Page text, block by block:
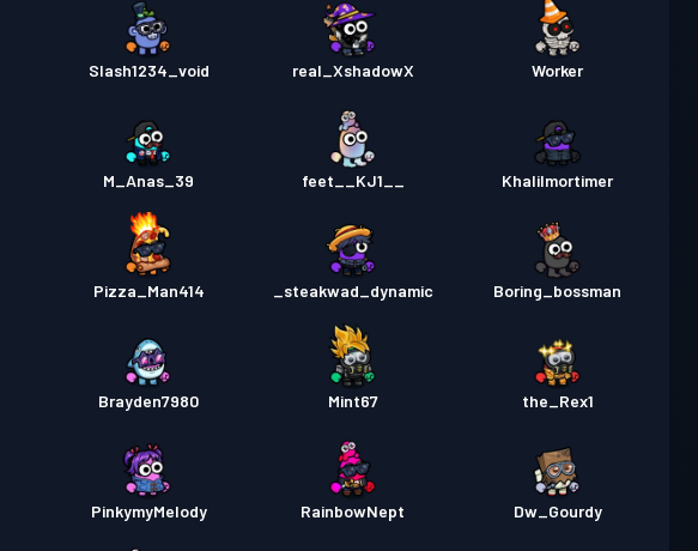
Slash1234_void real_XshadowX Worker
M_Anas_39 feet__KJ1__ Khalilmortimer
Pizza_Man414 _steakwad_dynamic Boring_bossman
Brayden7980 Mint67 the_Rex1
PinkymyMelody RainbowNept Dw_Gourdy